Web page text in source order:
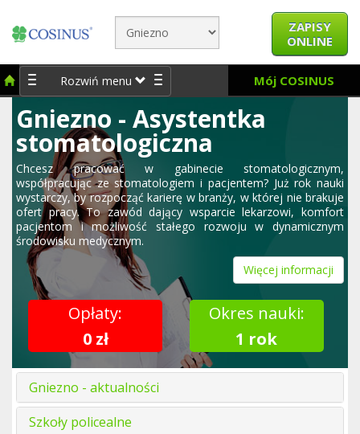
ZAPISY
ONLINE
Rozwiń menu Mój COSINUS
Gniezno - Asystentka
stomatologiczna
Chcesz pracować w gabinecie stomatologicznym,
współpracując ze stomatologiem i pacjentem? Już rok nauki
wystarczy, by rozpocząć karierę w branży, w której nie brakuje
ofert pracy. To zawód dający wsparcie lekarzowi, komfort
pacjentom i możliwość stałego rozwoju w dynamicznym
środowisku medycznym.
Więcej informacji
Opłaty:
0 zł
Okres nauki:
1 rok
Gniezno - aktualności
Szkoły policealne